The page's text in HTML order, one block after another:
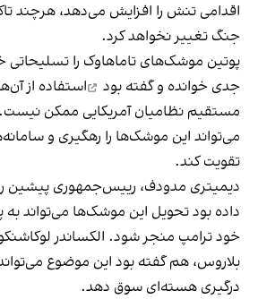
اقدامی تنش را افزایش می‌دهد، هرچند
جنگ تغییر نخواهد کرد.
پوتین موشک‌های تاماهاوک را تسلیحاتی
جدی خوانده و گفته بود
استفاده از
مستقیم نظامیان آمریکایی ممکن نیست.
می‌تواند این موشک‌ها را رهگیری و
تقویت کند.
دیمیتری مدودف، رییس‌جمهوری پیشین
داده بود تحویل این موشک‌ها می‌تواند به
خود ترامپ منجر شود. الکساندر
بلاروس، هم گفته بود این موضوع
درگیری هسته‌ای سوق دهد.